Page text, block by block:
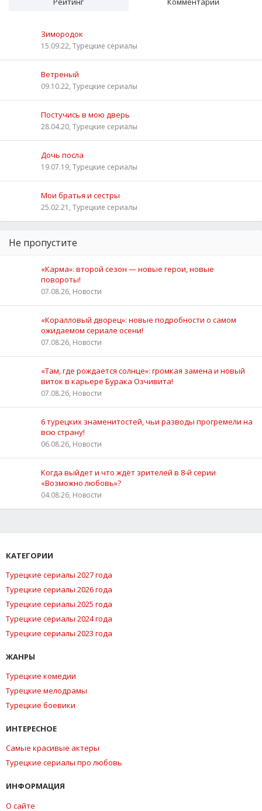
Зимородок
15.09.22, Турецкие сериалы
Ветреный
09.10.22, Турецкие сериалы
Постучись в мою дверь
28.04.20, Турецкие сериалы
Дочь посла
19.07.19, Турецкие сериалы
Мои братья и сестры
25.02.21, Турецкие сериалы
Не пропустите
«Карма»: второй сезон — новые герои, новые
повороты!
07.08.26, Новости
«Коралловый дворец»: новые подробности о самом
ожидаемом сериале осени!
07.08.26, Новости
«Там, где рождается солнце»: громкая замена и новый
виток в карьере Бурака Озчивита!
07.08.26, Новости
6 турецких знаменитостей, чьи разводы прогремели на
всю страну!
06.08.26, Новости
Когда выйдет и что ждёт зрителей в 8-й серии
«Возможно любовь»?
04.08.26, Новости
КАТЕГОРИИ
Турецкие сериалы 2027 года
Турецкие сериалы 2026 года
Турецкие сериалы 2025 года
Турецкие сериалы 2024 года
Турецкие сериалы 2023 года
ЖАНРЫ
Турецкие комедии
Турецкие мелодрамы
Турецкие боевики
ИНТЕРЕСНОЕ
Самые красивые актеры
Турецкие сериалы про любовь
ИНФОРМАЦИЯ
О сайте